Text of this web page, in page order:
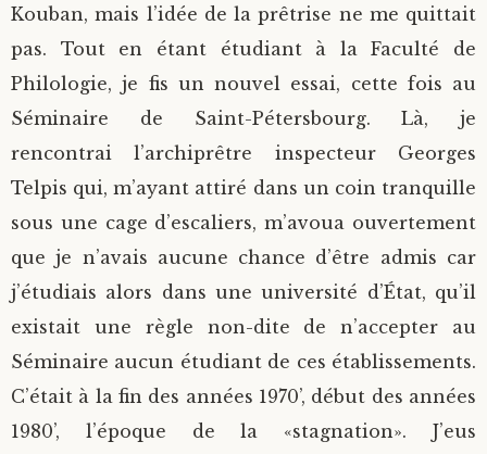
Kouban, mais l’idée de la prêtrise ne me quittait
pas. Tout en étant étudiant à la Faculté de
Philologie, je fis un nouvel essai, cette fois au
Séminaire de Saint-Pétersbourg. Là, je
rencontrai l’archiprêtre inspecteur Georges
Telpis qui, m’ayant attiré dans un coin tranquille
sous une cage d’escaliers, m’avoua ouvertement
que je n’avais aucune chance d’être admis car
j’étudiais alors dans une université d’État, qu’il
existait une règle non-dite de n’accepter au
Séminaire aucun étudiant de ces établissements.
C’était à la fin des années 1970’, début des années
1980’, l’époque de la «stagnation». J’eus